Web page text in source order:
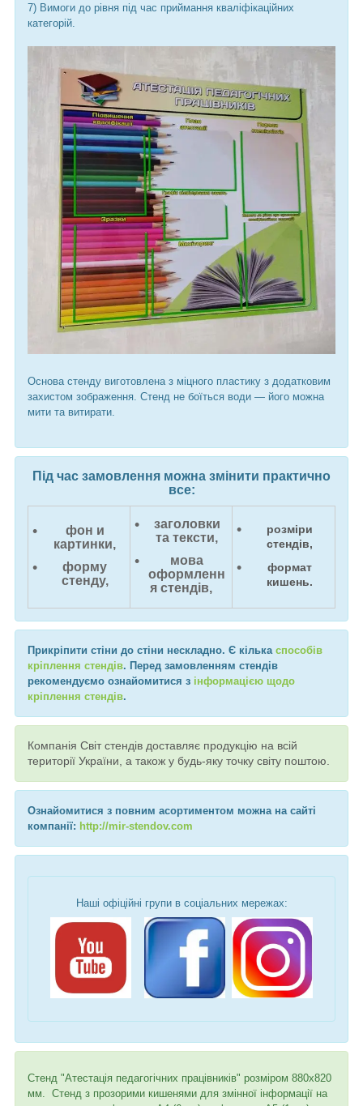
7) Вимоги до рівня під час приймання кваліфікаційних
категорій.
Основа стенду виготовлена з міцного пластику з додатковим
захистом зображення. Стенд не боїться води — його можна
мити та витирати.
Під час замовлення можна змінити практично
все:
фон и
картинки,
форму
стенду,
заголовки
та тексти,
мова
оформленн
я стендів,
розміри
стендів,
формат
кишень.
Прикріпити стіни до стіни нескладно. Є кілька способів
кріплення стендів. Перед замовленням стендів
рекомендуємо ознайомитися з інформацією щодо
кріплення стендів.
Компанія Світ стендів доставляє продукцію на всій
території України, а також у будь-яку точку світу поштою.
Ознайомитися з повним асортиментом можна на сайті
компанії: http://mir-stendov.com
Наші офіційні групи в соціальних мережах:
Стенд "Атестація педагогічних працівників" розміром 880х820
мм. Стенд з прозорими кишенями для змінної інформації на